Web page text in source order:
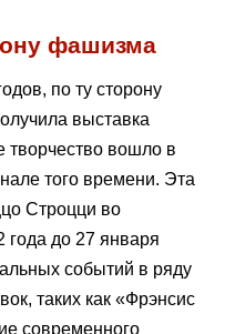
фашизма
по ту сторону
выставка
творчество вошло в
того времени. Эта
Строцци во
года до 27 января
событий в ряду
таких как «Фрэнсис
современного